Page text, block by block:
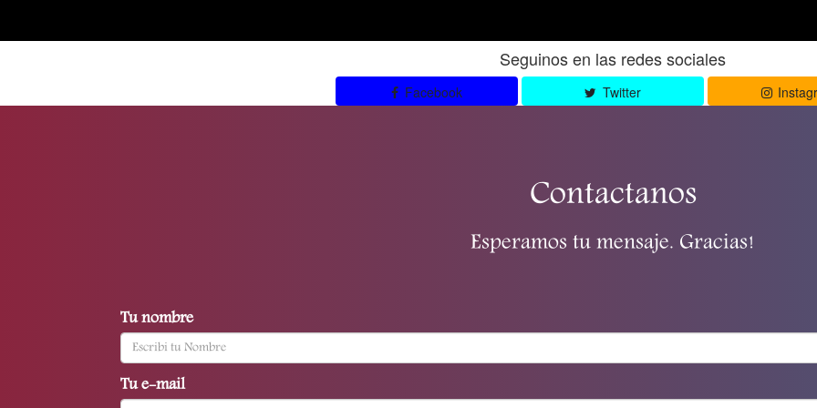
Seguinos en las redes sociales
Facebook Twitter
Contactanos
Esperamos tu mensaje. Gracias!
Tu nombre
Tu e-mail